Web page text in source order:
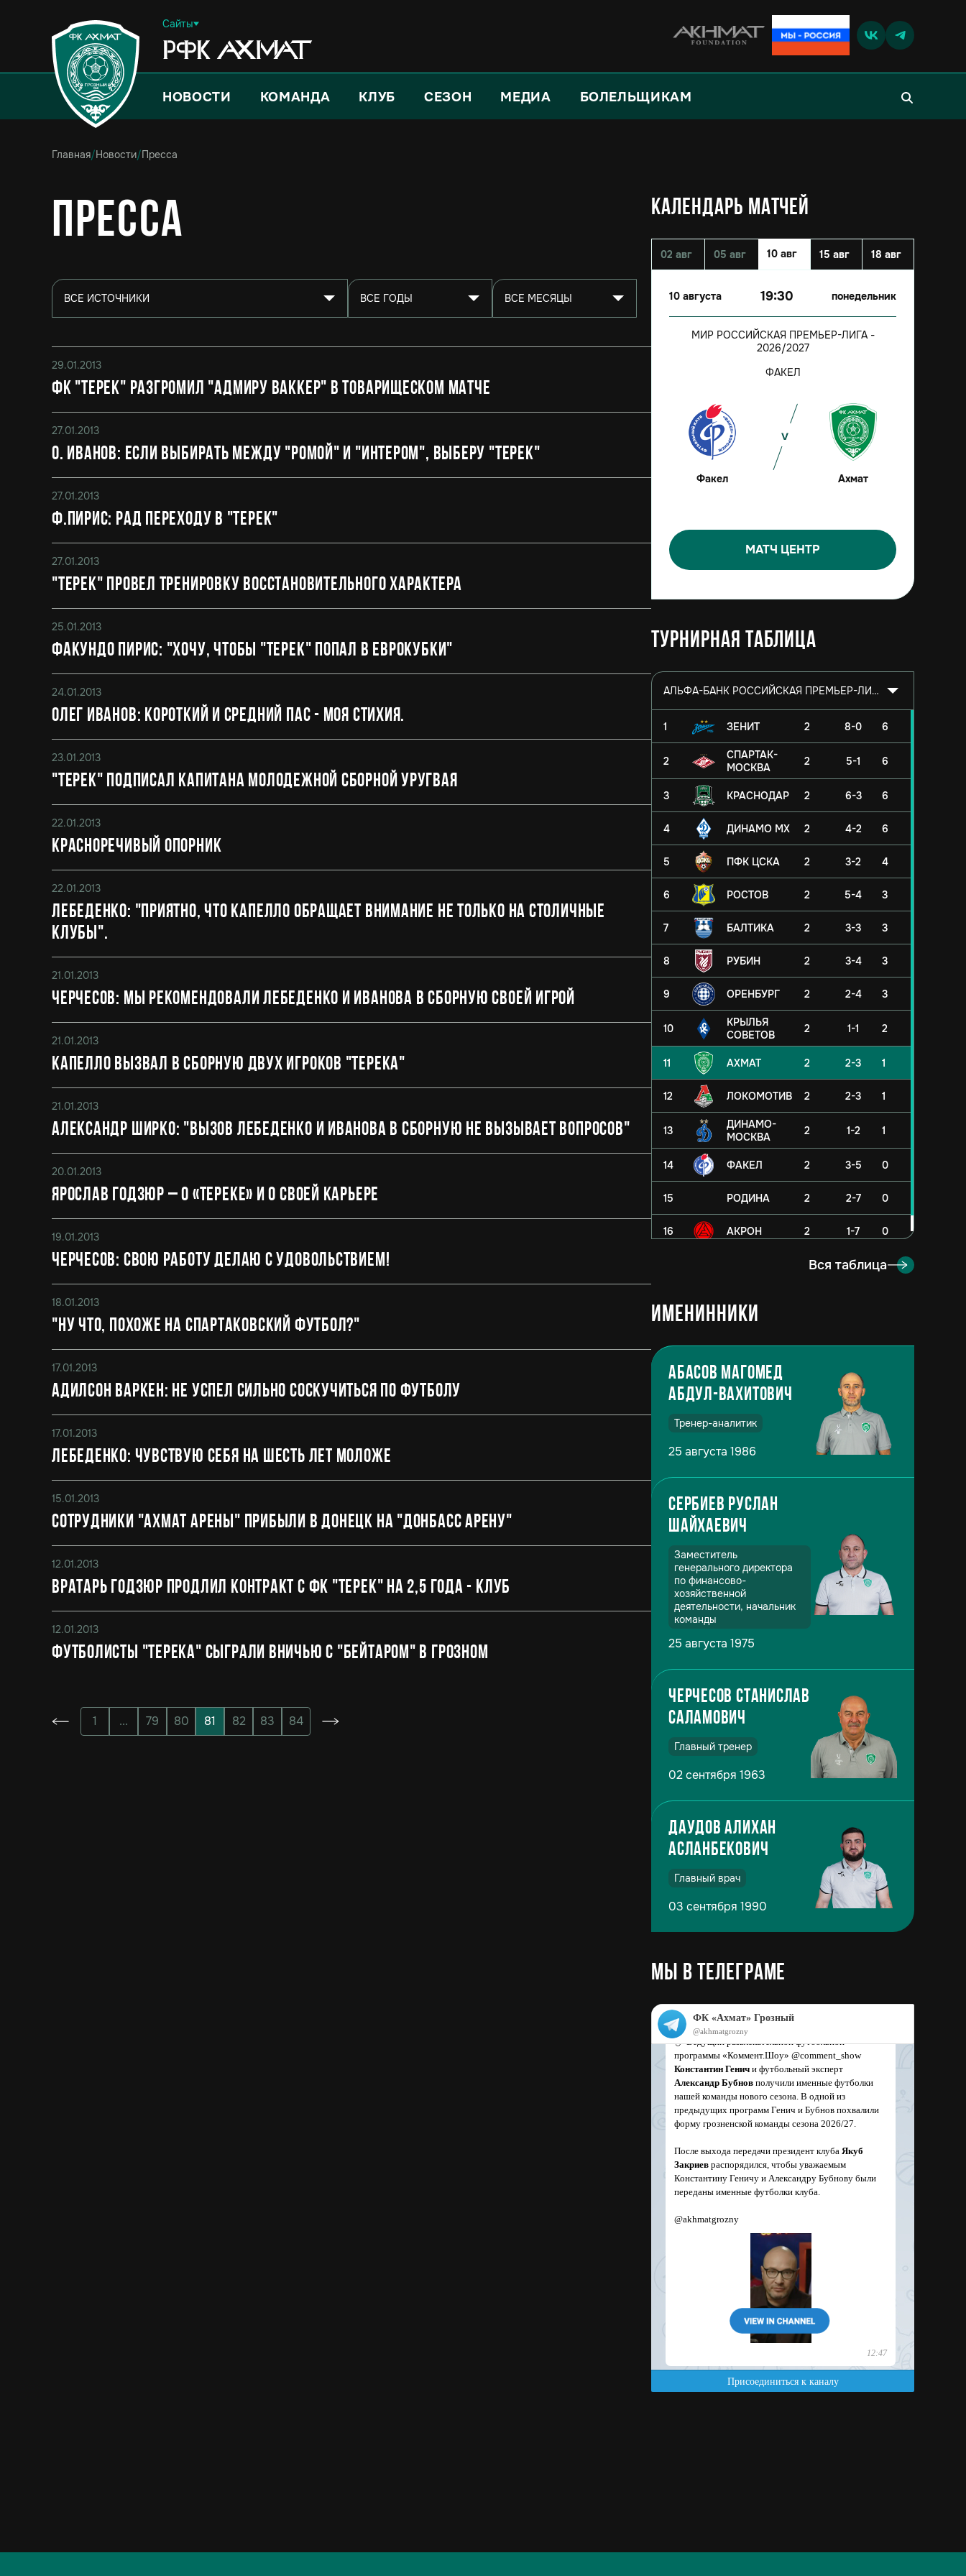
Сайты
НОВОСТИ КОМАНДА КЛУБ СЕЗОН МЕДИА БОЛЕЛЬЩИКАМ
Главная/Новости/Пресса
КАЛЕНДАРЬ МАТЧЕЙ
02 авг 05 авг 10 авг 15 авг 18 авг
10 августа 19:30 понедельник
МИР РОССИЙСКАЯ ПРЕМЬЕР-ЛИГА -
2026/2027
ФАКЕЛ
Факел Ахмат
МАТЧ ЦЕНТР
Турнирная таблица
АЛЬФА-БАНК РОССИЙСКАЯ ПРЕМЬЕР-ЛИГА 2026/2027
1 ЗЕНИТ 2 8-0 6
2
СПАРТАК-
МОСКВА
2 5-1 6
3 КРАСНОДАР 2 6-3 6
4 ДИНАМО МХ 2 4-2 6
5 ПФК ЦСКА 2 3-2 4
6 РОСТОВ 2 5-4 3
7 БАЛТИКА 2 3-3 3
8 РУБИН 2 3-4 3
9 ОРЕНБУРГ 2 2-4 3
10
КРЫЛЬЯ
СОВЕТОВ
2 1-1 2
11 АХМАТ 2 2-3 1
12 ЛОКОМОТИВ 2 2-3 1
13
ДИНАМО-
МОСКВА
2 1-2 1
14 ФАКЕЛ 2 3-5 0
15 РОДИНА 2 2-7 0
16 АКРОН 2 1-7 0
Вся таблица
Именинники
Абасов Магомед
Абдул-Вахитович
Тренер-аналитик
25 августа 1986
Сербиев Руслан
Шайхаевич
Заместитель
генерального директора
по финансово-
хозяйственной
деятельности, начальник
команды
25 августа 1975
Черчесов Станислав
Саламович
Главный тренер
02 сентября 1963
Даудов Алихан
Асланбекович
Главный врач
03 сентября 1990
МЫ в телеграме
Пресса
ВСЕ ИСТОЧНИКИ ВСЕ ГОДЫ ВСЕ МЕСЯЦЫ
29.01.2013
ФК "Терек" разгромил "Адмиру Ваккер" в товарищеском матче
27.01.2013
О. Иванов: если выбирать между "Ромой" и "Интером", выберу "Терек"
27.01.2013
Ф.Пирис: Рад переходу в "Терек"
27.01.2013
"Терек" провел тренировку восстановительного характера
25.01.2013
Факундо Пирис: "Хочу, чтобы "Терек" попал в еврокубки"
24.01.2013
Олег Иванов: Короткий и средний пас - моя стихия.
23.01.2013
"Терек" подписал капитана молодежной сборной Уругвая
22.01.2013
Красноречивый опорник
22.01.2013
Лебеденко: "Приятно, что Капелло обращает внимание не только на столичные
клубы".
21.01.2013
Черчесов: мы рекомендовали Лебеденко и Иванова в сборную своей игрой
21.01.2013
Капелло вызвал в сборную двух игроков "Терека"
21.01.2013
Александр Ширко: "Вызов Лебеденко и Иванова в сборную не вызывает вопросов"
20.01.2013
Ярослав Годзюр – о «Тереке» и о своей карьере
19.01.2013
Черчесов: свою работу делаю с удовольствием!
18.01.2013
"Ну что, похоже на спартаковский футбол?"
17.01.2013
Адилсон Варкен: не успел сильно соскучиться по футболу
17.01.2013
Лебеденко: чувствую себя на шесть лет моложе
15.01.2013
Сотрудники "Ахмат Арены" прибыли в Донецк на "Донбасс Арену"
12.01.2013
Вратарь Годзюр продлил контракт с ФК "Терек" на 2,5 года - клуб
12.01.2013
Футболисты "Терека" сыграли вничью с "Бейтаром" в Грозном
1 ... 79 80 81 82 83 84